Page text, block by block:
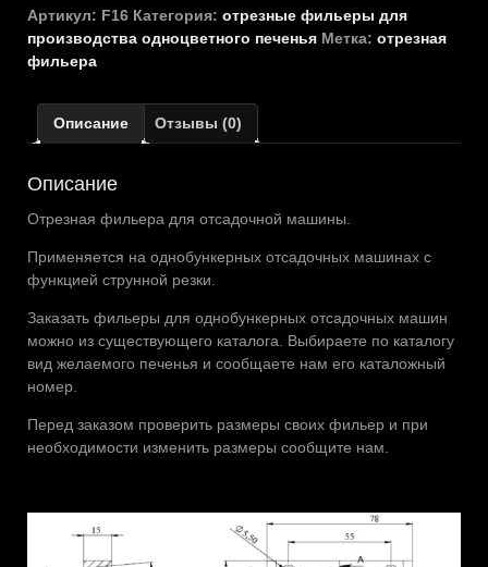
фильера
F16
Артикул: F16 Категория: отрезные фильеры для
производства одноцветного печенья Метка: отрезная
фильера
Описание Отзывы (0)
Описание
Отрезная фильера для отсадочной машины.
Применяется на однобункерных отсадочных машинах с
функцией струнной резки.
Заказать фильеры для однобункерных отсадочных машин
можно из существующего каталога. Выбираете по каталогу
вид желаемого печенья и сообщаете нам его каталожный
номер.
Перед заказом проверить размеры своих фильер и при
необходимости изменить размеры сообщите нам.